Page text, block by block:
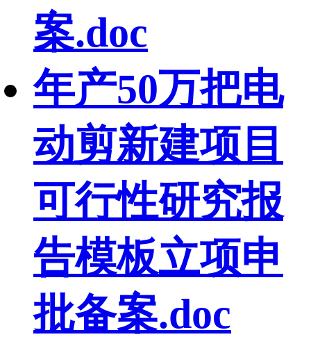
案.doc
年产50万把电
动剪新建项目
可行性研究报
告模板立项申
批备案.doc